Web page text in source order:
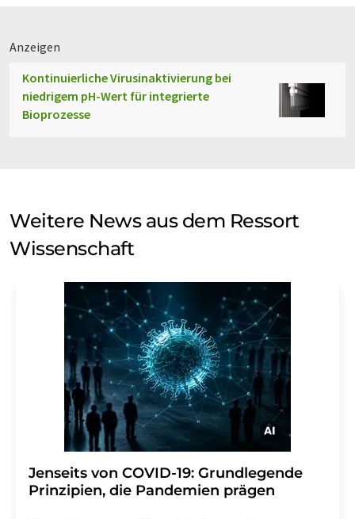
Anzeigen
Kontinuierliche Virusinaktivierung bei
niedrigem pH-Wert für integrierte
Bioprozesse
Weitere News aus dem Ressort
Wissenschaft
Jenseits von COVID-19: Grundlegende
Prinzipien, die Pandemien prägen